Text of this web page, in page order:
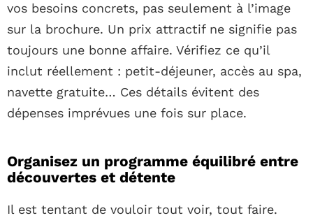
vos besoins concrets, pas seulement à l’image
sur la brochure. Un prix attractif ne signifie pas
toujours une bonne affaire. Vérifiez ce qu’il
inclut réellement : petit-déjeuner, accès au spa,
navette gratuite… Ces détails évitent des
dépenses imprévues une fois sur place.
Organisez un programme équilibré entre
découvertes et détente
Il est tentant de vouloir tout voir, tout faire.